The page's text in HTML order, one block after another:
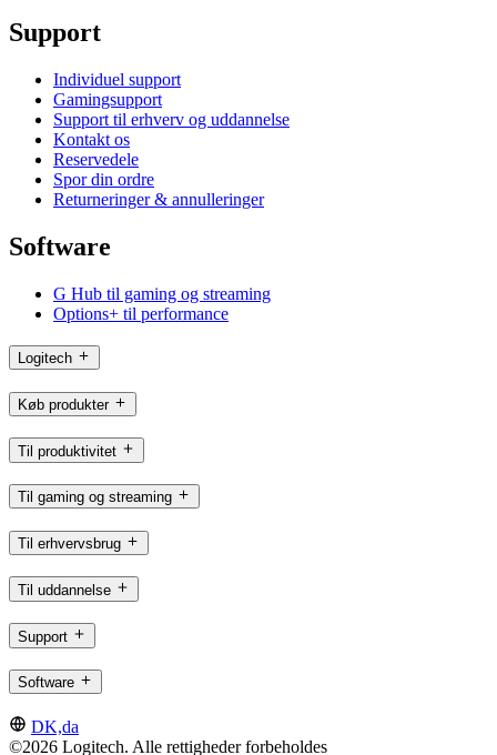
Support
Individuel support
Gamingsupport
Support til erhverv og uddannelse
Kontakt os
Reservedele
Spor din ordre
Returneringer & annulleringer
Software
G Hub til gaming og streaming
Options+ til performance
Logitech
Køb produkter
Til produktivitet
Til gaming og streaming
Til erhvervsbrug
Til uddannelse
Support
Software
DK,da
©2026 Logitech. Alle rettigheder forbeholdes